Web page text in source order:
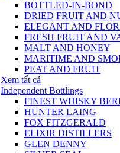
BOTTLED-IN-BOND
DRIED FRUIT AND
ELEGANT AND
FRESH FRUIT AND
MALT AND HONEY
MARITIME AND
PEAT AND FRUIT
Xem tất cả
Independent Bottlings
FINEST WHISKY
HUNTER LAING
FOX FITZGERALD
ELIXIR DISTILLERS
GLEN DENNY